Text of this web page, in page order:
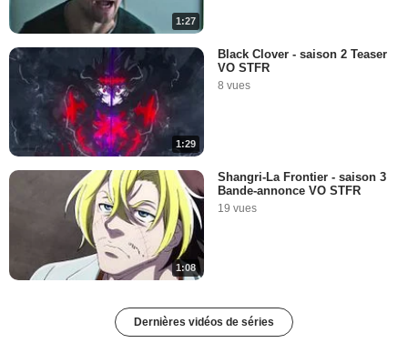
1:27
1:29
Black Clover - saison 2 Teaser
VO STFR
8 vues
1:08
Shangri-La Frontier - saison 3
Bande-annonce VO STFR
19 vues
Dernières vidéos de séries